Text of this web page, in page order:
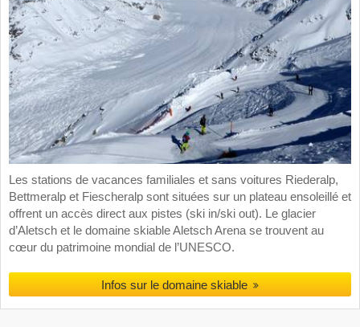
Les stations de vacances familiales et sans voitures Riederalp,
Bettmeralp et Fiescheralp sont situées sur un plateau ensoleillé et
offrent un accès direct aux pistes (ski in/ski out). Le glacier
d’Aletsch et le domaine skiable Aletsch Arena se trouvent au
cœur du patrimoine mondial de l’UNESCO.
Infos sur le domaine skiable